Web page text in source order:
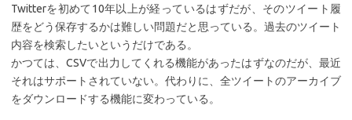
Twitterを初めて10年以上が経っているはずだが、そのツイート履
歴をどう保存するかは難しい問題だと思っている。過去のツイート
内容を検索したいというだけである。
かつては、CSVで出力してくれる機能があったはずなのだが、最近
それはサポートされていない。代わりに、全ツイートのアーカイブ
をダウンロードする機能に変わっている。